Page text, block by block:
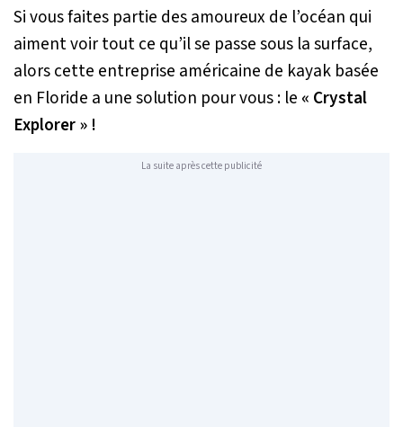
Si vous faites partie des amoureux de l’océan qui
aiment voir tout ce qu’il se passe sous la surface,
alors cette entreprise américaine de kayak basée
en Floride a une solution pour vous : le « Crystal
Explorer » !
La suite après cette publicité